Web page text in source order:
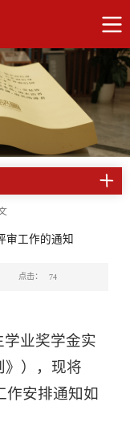
审工作的通知
点击： 74
业奖学金实
》），现将
作安排通知如